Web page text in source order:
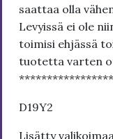
saattaa olla
Levyissä ei ole
toimisi ehjässä
tuotetta varten
D19Y2
Lisätty